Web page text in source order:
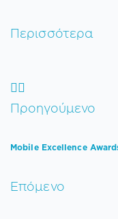
Περισσότερα
Προηγούμενο
Mobile Excellence
Επόμενο